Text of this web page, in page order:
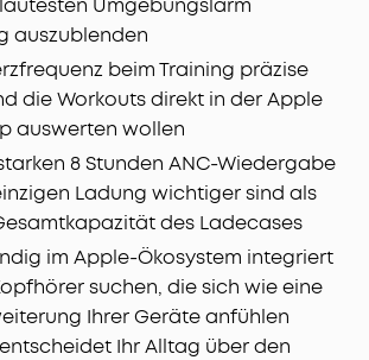
Umgebungslärm
auszublenden
beim Training präzise
die Workouts direkt in der Apple
auswerten wollen
8 Stunden ANC-Wiedergabe
Ladung wichtiger sind als
des Ladecases
im Apple-Ökosystem integriert
suchen, die sich wie eine
Ihrer Geräte anfühlen
Ihr Alltag über den